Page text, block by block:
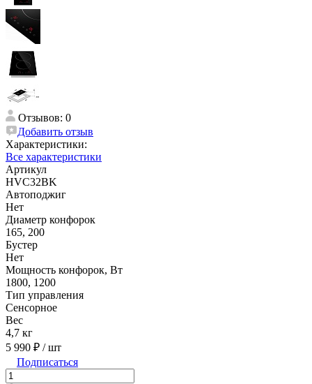
Отзывов: 0
Добавить отзыв
Характеристики:
Все характеристики
Артикул
HVC32BK
Автоподжиг
Нет
Диаметр конфорок
165, 200
Бустер
Нет
Мощность конфорок, Вт
1800, 1200
Тип управления
Сенсорное
Вес
4,7 кг
5 990 ₽ / шт
Подписаться